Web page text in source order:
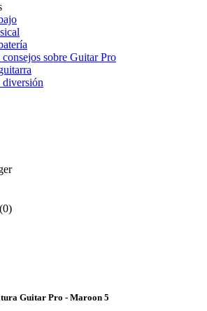
sobre Guitar Pro
(0)
Guitar Pro - Maroon 5